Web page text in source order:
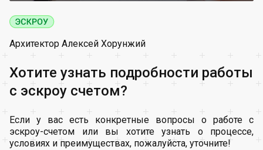
Архитектор Алексей Хорунжий
Хотите узнать подробности работы
с эскроу счетом?
Если у вас есть конкретные вопросы о работе с
эскроу-счетом или вы хотите узнать о процессе,
условиях и преимуществах, пожалуйста, уточните!